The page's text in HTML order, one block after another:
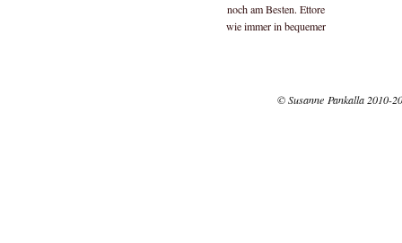
noch am Besten. Ettore
wie immer in bequemer
© Susanne Pankalla 2010-